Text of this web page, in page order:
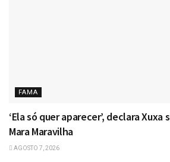
FAMA
‘Ela só quer aparecer’, declara
Mara Maravilha
AGOSTO 7, 2026